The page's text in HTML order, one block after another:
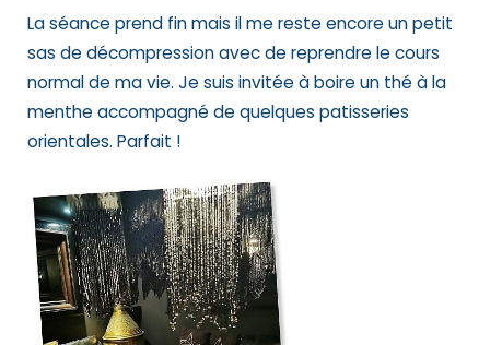
La séance prend fin mais il me reste encore un petit
sas de décompression avec de reprendre le cours
normal de ma vie. Je suis invitée à boire un thé à la
menthe accompagné de quelques patisseries
orientales. Parfait !